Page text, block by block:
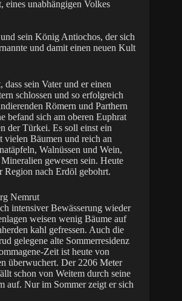
eines unabhängigen Volkes
sein König Antiochos, der sich
und damit einen neuen Kult
sein Vater und er einen
schlossen und so erfolgreich
Römern und Parthern
befand sich am oberen Euphrat
der Türkei. Es soll einst ein
vielen Bäumen und reich an
Walnüssen und Wein,
gewesen sein. Heute
Region nach Erdöl gebohrt.
intensiver Bewässerung wieder
weisen wenig Bäume auf
kahl gefressen. Auch die
gelegene alte Sommerresidenz
Zeit ist heute von
überwuchert. Der 2206 Meter
schon von Weitem durch seine
auf. Nur im Sommer zeigt er sich